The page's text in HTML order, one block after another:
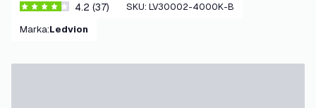
4.2 Gwiazdki oceny
4.2 (37) SKU: LV30002-4000K-B
Marka: Ledvion